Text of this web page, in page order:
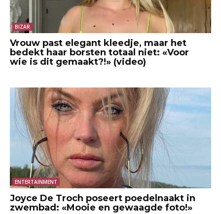
BIZAR
Vrouw past elegant kleedje, maar het
bedekt haar borsten totaal niet: «Voor
wie is dit gemaakt?!» (video)
ENTERTAINMENT
Joyce De Troch poseert poedelnaakt in
zwembad: «Mooie en gewaagde foto!»